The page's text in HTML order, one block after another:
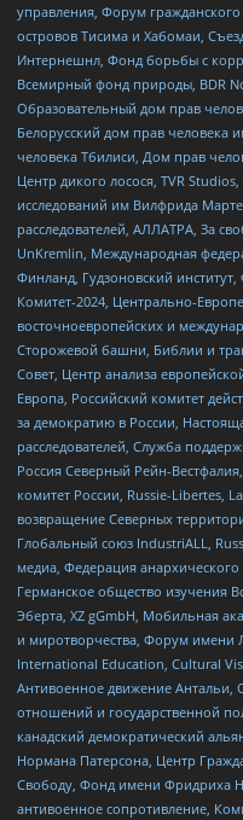
управления, Форум
островов Тисима и Хабомаи,
Интернешнл, Фонд борьбы с
Всемирный фонд природы, BDR
Образовательный дом прав
Белорусский дом прав человека
человека Тбилиси, Дом прав
Центр дикого лосося, TVR
исследований им Вилфрида
расследователей, АЛЛАТРА, За
UnKremlin, Международная
Финланд, Гудзоновский
Комитет-2024, Центрально-
восточноевропейских и
Сторожевой башни, Библии и
Совет, Центр анализа
Европа, Российский комитет
за демократию в России,
расследователей, Служба
Россия Северный Рейн-
комитет России, Russie-Libertes,
возвращение Северных
Глобальный союз IndustriALL,
медиа, Федерация
Германское общество изучения
Эберта, XZ gGmbH, Мобильная
и миротворчества, Форум имени
International Education, Cultural
Антивоенное движение
отношений и государственной
канадский демократический
Нормана Патерсона, Центр
Свободу, Фонд имени Фридриха
антивоенное сопротивление,